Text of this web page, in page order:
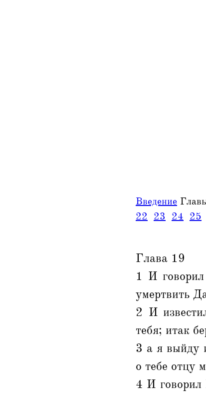
Введение
22 23 24 25
Глава 19
1 И
умертвить
2 И
тебя; итак
3 а я выйду
о тебе отцу
4 И говорил